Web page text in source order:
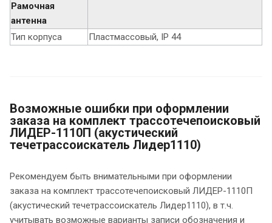
Рамочная
антенна
Тип корпуса
Пластмассовый, IP 44
Возможные ошибки при оформлении
заказа на комплект трассотечепоисковый
ЛИДЕР-1110П (акустический
течетрассоискатель Лидер1110)
Рекомендуем быть внимательными при оформлении
заказа на комплект трассотечепоисковый ЛИДЕР-1110П
(акустический течетрассоискатель Лидер1110), в т.ч.
учитывать возможные варианты записи обозначения и